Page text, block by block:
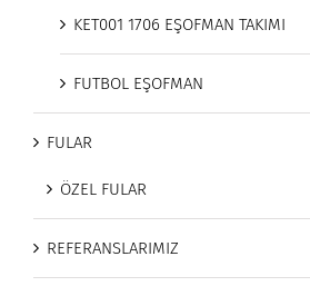
KET001 1706 EŞOFMAN TAKIMI
FUTBOL EŞOFMAN
FULAR
ÖZEL FULAR
REFERANSLARIMIZ